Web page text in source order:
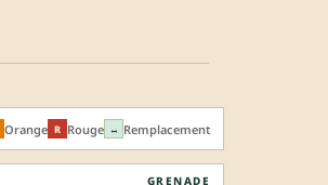
Orange R Rouge ↔ Remplacement
GRENADE